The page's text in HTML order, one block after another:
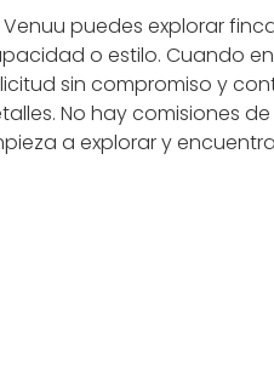
Venuu puedes explorar
o estilo. Cuando
sin compromiso y
No hay comisiones
a explorar y